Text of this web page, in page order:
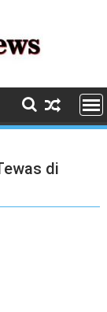
di